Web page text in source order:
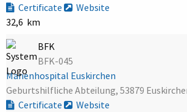
Certificate
Website
32,6 km
BFK
BFK-045
Marienhospital Euskirchen
Geburtshilfliche Abteilung, 53879
Certificate
Website